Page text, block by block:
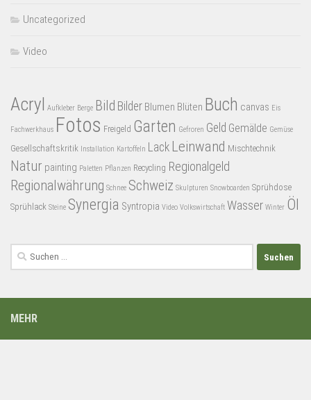
Uncategorized
Video
Acryl Aufkleber Berge Bild Bilder Blumen Blüten Buch canvas Eis
Fachwerkhaus Fotos Freigeld Garten Gefroren Geld Gemälde Gemüse
Gesellschaftskritik Installation Kartoffeln Lack Leinwand Mischtechnik
Natur painting Paletten Pflanzen Recycling Regionalgeld
Regionalwährung Schnee Schweiz Skulpturen Snowboarden Sprühdose
Sprühlack Steine Synergia Syntropia Video Volkswirtschaft Wasser Winter Öl
Suchen
nach:
MEHR